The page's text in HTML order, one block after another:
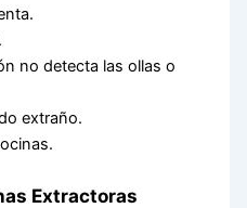
no detecta las ollas o
extraño.
Extractoras